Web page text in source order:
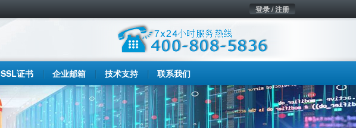
登录 / 注册
SSL证书 企业邮箱 技术支持 联系我们